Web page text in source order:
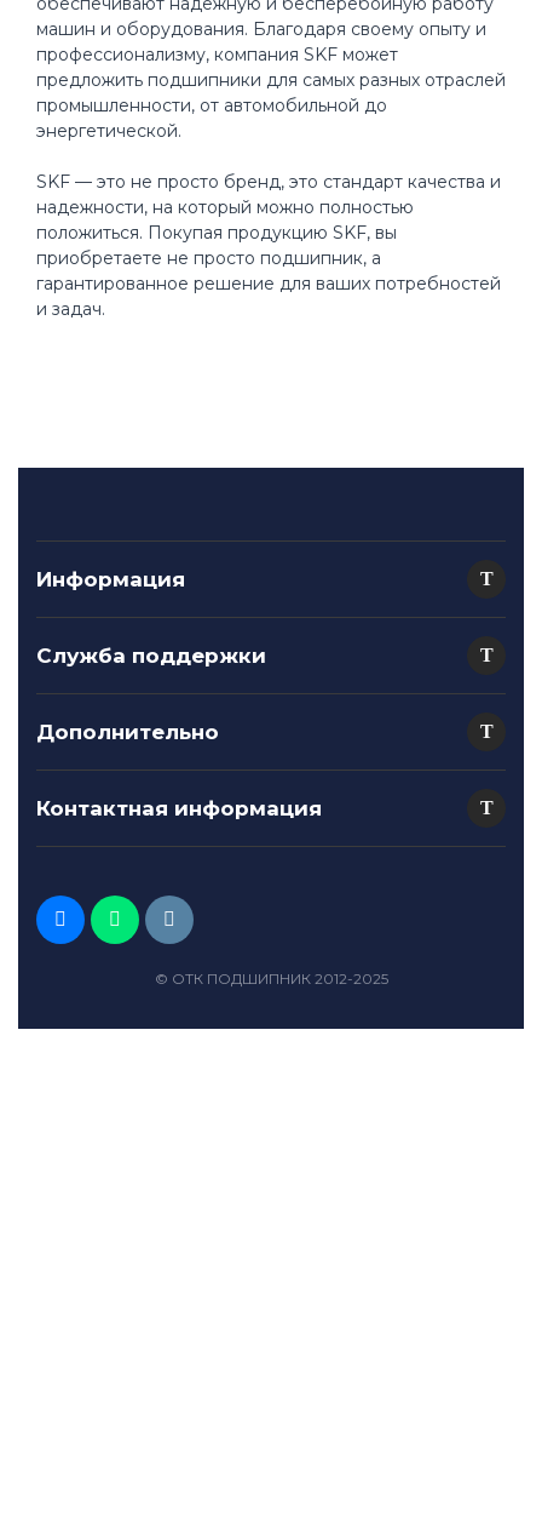
машин и оборудования. Благодаря своему опыту и
профессионализму, компания SKF может
предложить подшипники для самых разных отраслей
промышленности, от автомобильной до
энергетической.
SKF — это не просто бренд, это стандарт качества и
надежности, на который можно полностью
положиться. Покупая продукцию SKF, вы
приобретаете не просто подшипник, а
гарантированное решение для ваших потребностей
и задач.
Информация
Служба поддержки
Дополнительно
Контактная информация
© ОТК ПОДШИПНИК 2012-2025